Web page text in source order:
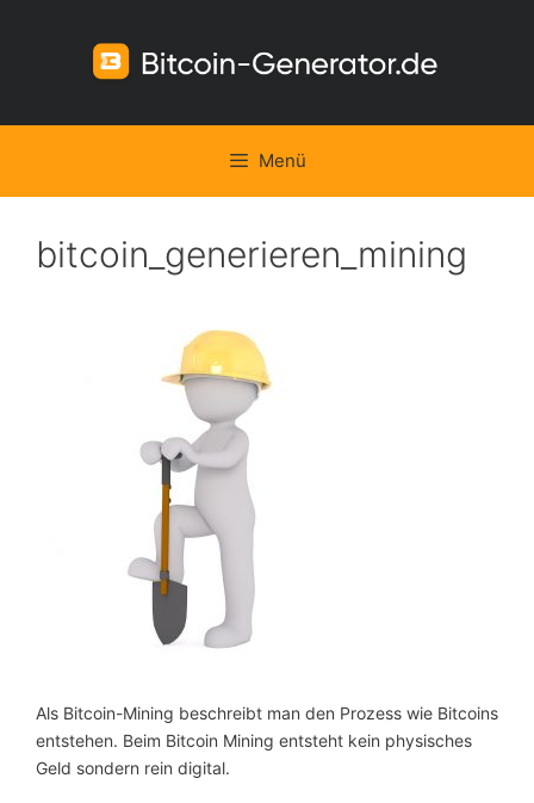
Menü
bitcoin_generieren_mining
Als Bitcoin-Mining beschreibt man den Prozess wie Bitcoins
entstehen. Beim Bitcoin Mining entsteht kein physisches
Geld sondern rein digital.